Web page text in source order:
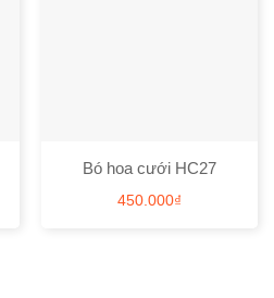
Bó hoa cưới HC27
450.000₫